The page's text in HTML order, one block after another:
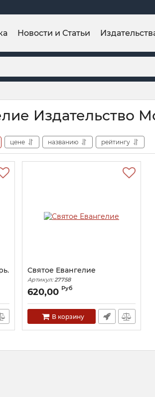
Новости и Статьи
Издательство
цене названию рейтингу
Святое Евангелие
Артикул: 27758
620,00 Руб
В корзину